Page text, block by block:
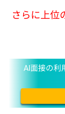
さらに上位
AI面接の利